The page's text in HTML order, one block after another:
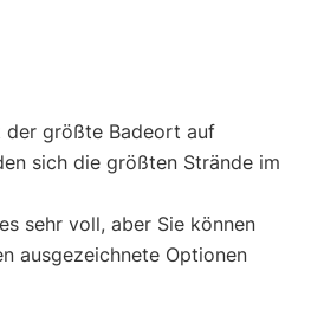
der größte Badeort auf
sich die größten Strände im
sehr voll, aber Sie können
ausgezeichnete Optionen